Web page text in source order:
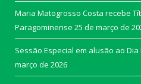
Maria Matogrosso Costa recebe
Paragominense 25 de março de
Sessão Especial em alusão ao
março de 2026